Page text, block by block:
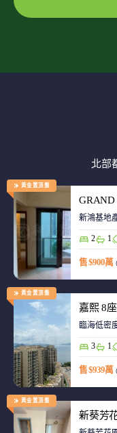
北部
黃金置頂盤
GRAND
2 1
售 $900萬
黃金置頂盤
嘉熙 8
臨海低密
3 1
售 $939萬
黃金置頂盤
新葵芳